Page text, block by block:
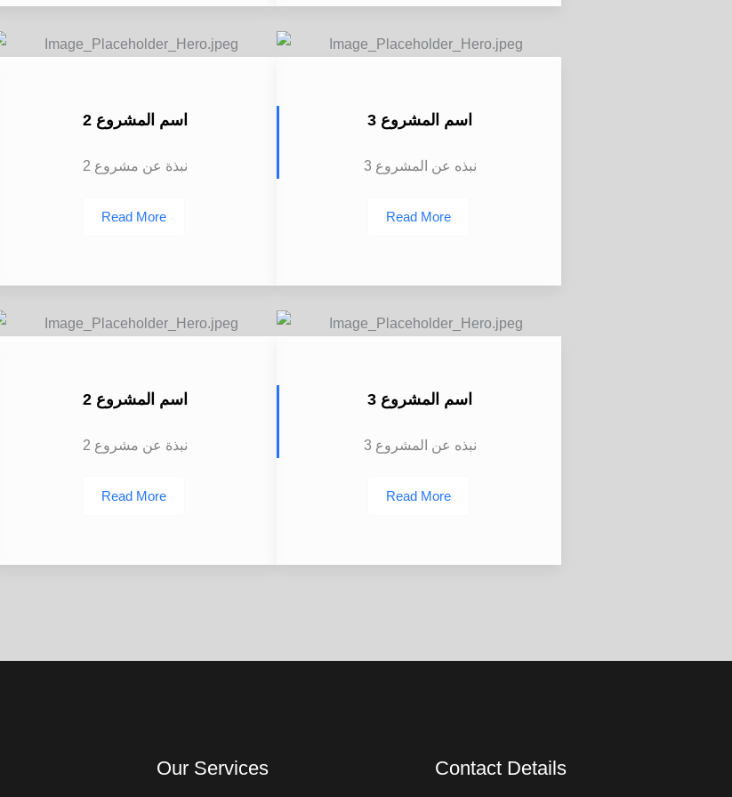
اسم المشروع 2
نبذة عن مشروع 2
Read More
اسم المشروع 3
نبذه عن المشروع 3
Read More
اسم المشروع 2
نبذة عن مشروع 2
Read More
اسم المشروع 3
نبذه عن المشروع 3
Read More
Our Services Contact Details